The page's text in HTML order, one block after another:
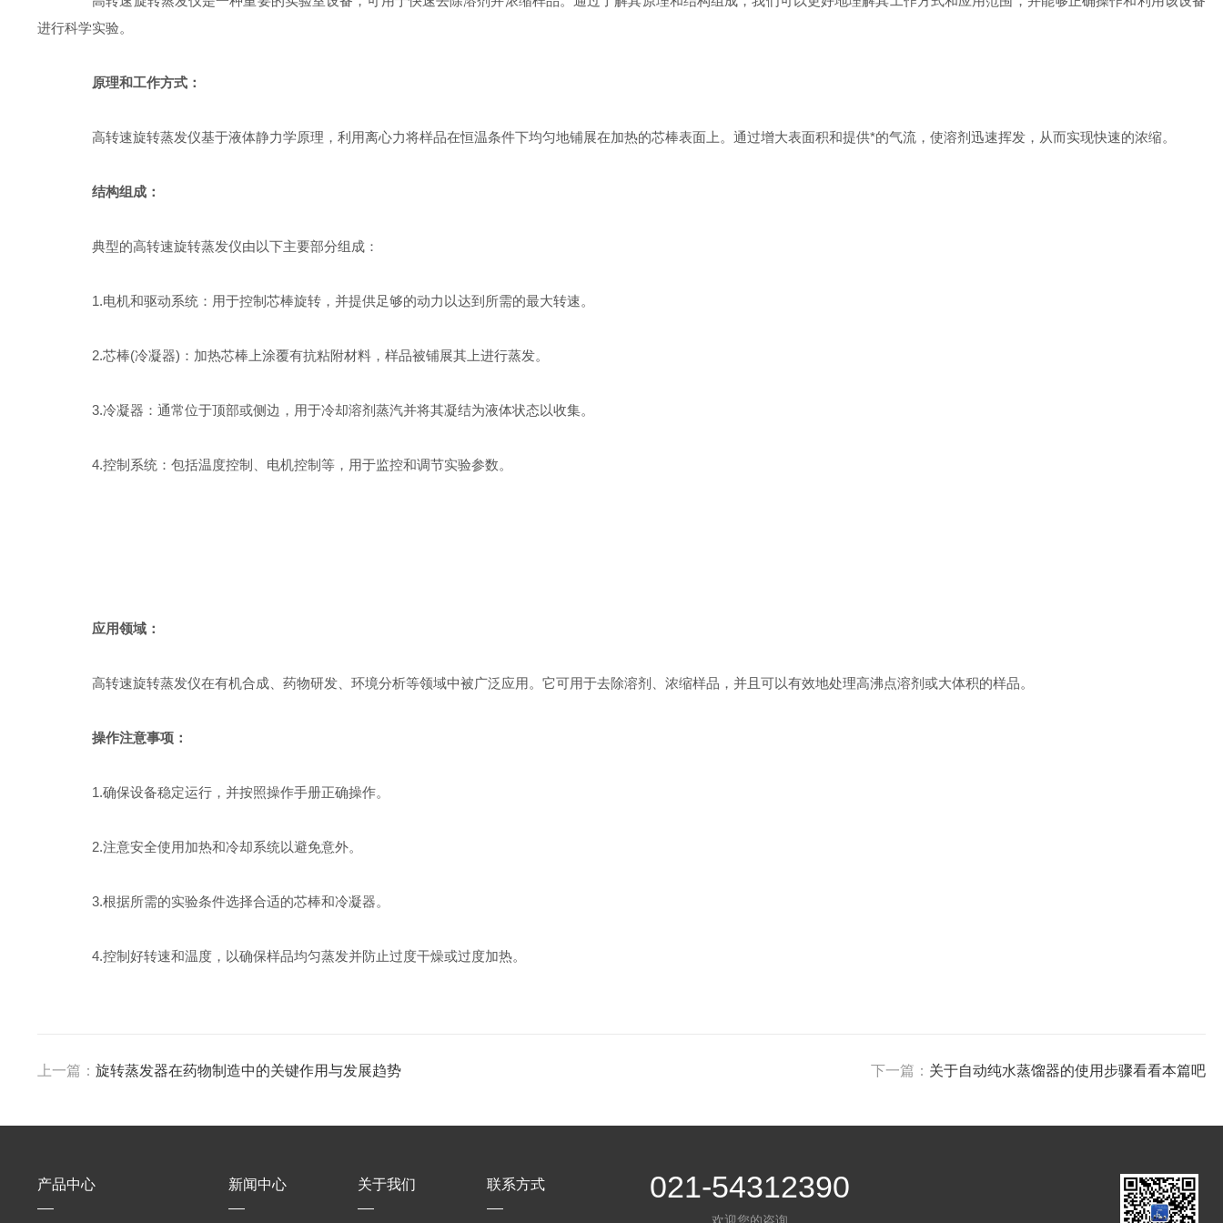
进行科学实验。
原理和工作方式：
高转速旋转蒸发仪基于液体静力学原理，利用离心力将样品在恒温条件下均匀地铺展在加热的芯棒表面上。通过增大表面积和提供*的气流，使溶剂迅速挥发，从而实现快速的浓缩。
结构组成：
典型的高转速旋转蒸发仪由以下主要部分组成：
1.电机和驱动系统：用于控制芯棒旋转，并提供足够的动力以达到所需的最大转速。
2.芯棒(冷凝器)：加热芯棒上涂覆有抗粘附材料，样品被铺展其上进行蒸发。
3.冷凝器：通常位于顶部或侧边，用于冷却溶剂蒸汽并将其凝结为液体状态以收集。
4.控制系统：包括温度控制、电机控制等，用于监控和调节实验参数。
应用领域：
高转速旋转蒸发仪在有机合成、药物研发、环境分析等领域中被广泛应用。它可用于去除溶剂、浓缩样品，并且可以有效地处理高沸点溶剂或大体积的样品。
操作注意事项：
1.确保设备稳定运行，并按照操作手册正确操作。
2.注意安全使用加热和冷却系统以避免意外。
3.根据所需的实验条件选择合适的芯棒和冷凝器。
4.控制好转速和温度，以确保样品均匀蒸发并防止过度干燥或过度加热。
上一篇： 旋转蒸发器在药物制造中的关键作用与发展趋势 下一篇： 关于自动纯水蒸馏器的使用步骤看看本篇吧
产品中心 新闻中心 关于我们 联系方式 021-54312390